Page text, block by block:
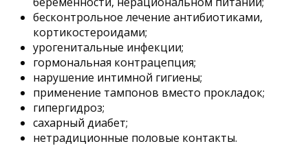
бесконтрольное лечение антибиотиками,
кортикостероидами;
урогенитальные инфекции;
гормональная контрацепция;
нарушение интимной гигиены;
применение тампонов вместо прокладок;
гипергидроз;
сахарный диабет;
нетрадиционные половые контакты.